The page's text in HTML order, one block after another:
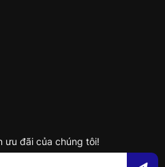
ưu đãi của chúng tôi!